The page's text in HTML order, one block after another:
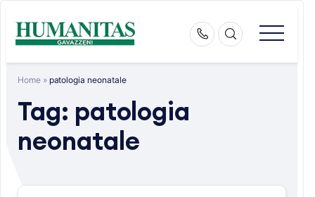
content
Home» patologia neonatale
Tag: patologia
neonatale